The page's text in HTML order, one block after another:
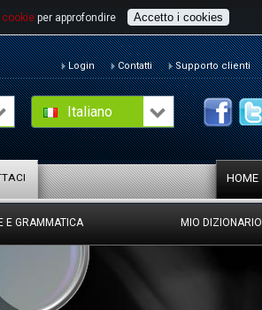
cookie per approfondire Accetto i cookies
Italiano
Login Contatti Supporto clienti
HOME
E GRAMMATICA MIO DIZIONARIO